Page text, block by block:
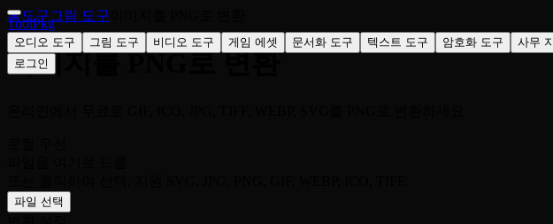
ToolPkg
오디오 도구 그림 도구 비디오 도구 게임 에셋 문서화 도구 텍스트 도구 암호화 도구 사무
로그인
홈도구그림 도구
이미지를 PNG로 변환
파일 선택